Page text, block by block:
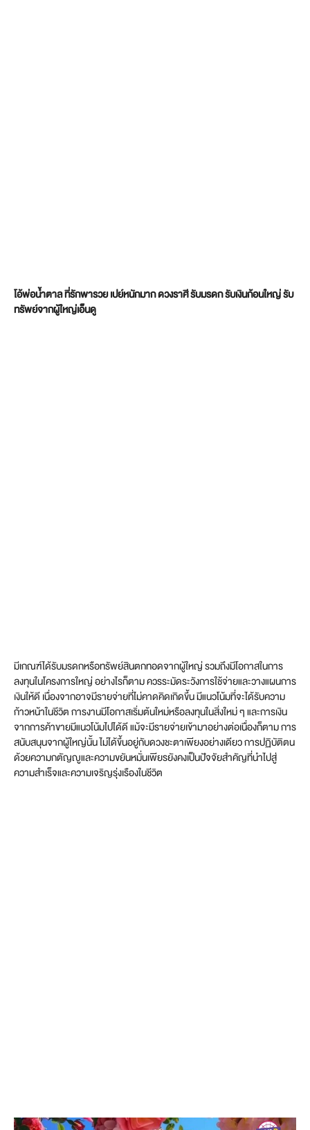
โอ้พ่อน้ำตาล ที่รักพารวย เปย์หนักมาก ดวงราศี รับมรดก รับเงินก้อนใหญ่ รับ
ทรัพย์จากผู้ใหญ่เอ็นดู
มีเกณฑ์ได้รับมรดกหรือทรัพย์สินตกทอดจากผู้ใหญ่ รวมถึงมีโอกาสในการ
ลงทุนในโครงการใหญ่ อย่างไรก็ตาม ควรระมัดระวังการใช้จ่ายและวางแผนการ
เงินให้ดี เนื่องจากอาจมีรายจ่ายที่ไม่คาดคิดเกิดขึ้น มีแนวโน้มที่จะได้รับความ
ก้าวหน้าในชีวิต การงานมีโอกาสเริ่มต้นใหม่หรือลงทุนในสิ่งใหม่ ๆ และการเงิน
จากการค้าขายมีแนวโน้มไปได้ดี แม้จะมีรายจ่ายเข้ามาอย่างต่อเนื่องก็ตาม การ
สนับสนุนจากผู้ใหญ่นั้น ไม่ได้ขึ้นอยู่กับดวงชะตาเพียงอย่างเดียว การปฏิบัติตน
ด้วยความกตัญญูและความขยันหมั่นเพียรยังคงเป็นปัจจัยสำคัญที่นำไปสู่
ความสำเร็จและความเจริญรุ่งเรืองในชีวิต